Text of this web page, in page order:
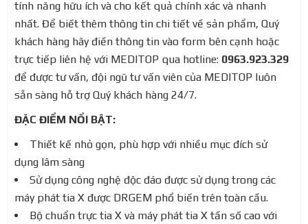
tính năng hữu ích và cho kết quả chính xác và nhanh
nhất. Để biết thêm thông tin chi tiết về sản phẩm, Quý
khách hàng hãy điền thông tin vào form bên cạnh hoặc
trực tiếp liên hệ với MEDITOP qua hotline: 0963.923.329
để được tư vấn, đội ngũ tư vấn viên của MEDITOP luôn
sẵn sàng hỗ trợ Quý khách hàng 24/7.
ĐẶC ĐIỂM NỔI BẬT:
Thiết kế nhỏ gọn, phù hợp với nhiều mục đích sử
dụng lâm sàng
Sử dụng công nghệ độc đáo được sử dụng trong các
máy phát tia X được DRGEM phổ biến trên toàn cầu.
Bộ chuẩn trực tia X và máy phát tia X tần số cao với